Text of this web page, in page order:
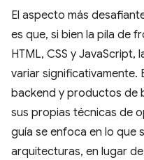
El aspecto más
es que, si bien la pila de
HTML, CSS y JavaScript,
variar significativamente.
backend y productos de
sus propias técnicas de
guía se enfoca en lo que
arquitecturas, en lugar